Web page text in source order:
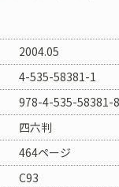
2004.05
4-535-58381-1
978-4-535-58381-8
四六判
464ページ
C93